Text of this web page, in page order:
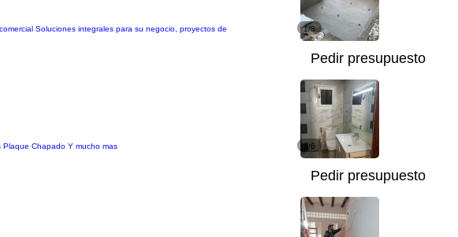
Soluciones integrales para su negocio, proyectos de
1/8
Pedir presupuesto
Chapado Y mucho mas
1/6
Pedir presupuesto